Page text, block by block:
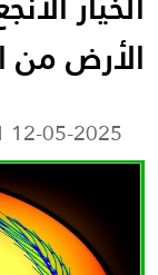
الأرض من
12-05-2025 19:41 مساءً